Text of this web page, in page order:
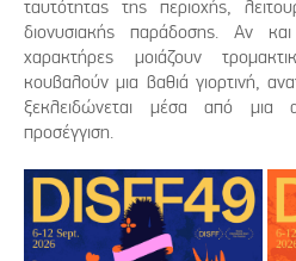
ταυτότητας της περιοχής,
διονυσιακής παράδοσης. Αν
χαρακτήρες μοιάζουν
κουβαλούν μια βαθιά γιορτινή,
ξεκλειδώνεται μέσα από μια
προσέγγιση.